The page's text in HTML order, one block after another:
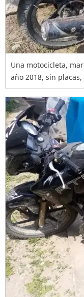
Una motocicleta,
año 2018, sin